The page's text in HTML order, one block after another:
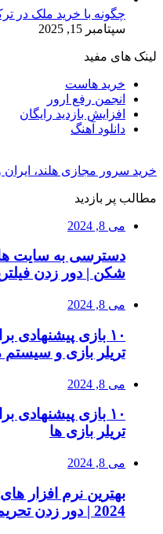
چگونه با خرید ملک در
سپتامبر 15, 2025
لینک های مفید
خرید هاست
انجمن رفع ارور
افزایش بازدید رایگان
دانلود آهنگ
خرید سرور مجازی هلند، ایران
مطالب پر بازدید
می 8, 2024
دسترسی به سایت های
شکن | دور زدن
می 8, 2024
تریلر بازی و سیستم
می 8, 2024
تریلر بازی ها
می 8, 2024
بهترین نرم افزار
2024 | دور زدن تحریم ها